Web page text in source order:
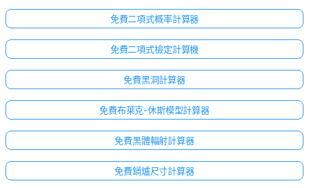
免費二項式概率計算器
免費二項式檢定計算機
免費黑洞計算器
免費布萊克-休斯模型計算器
免費黑體輻射計算器
免費鍋爐尺寸計算器